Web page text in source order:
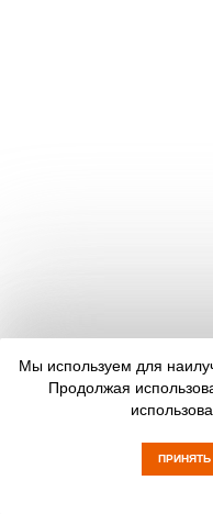
Мы используем для
Продолжая
ПРИНЯТЬ